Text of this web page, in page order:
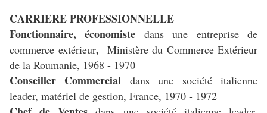
CARRIERE PROFESSIONNELLE
Fonctionnaire, économiste dans une entreprise de
commerce extérieur,
Ministère du Commerce Extérieur
de la Roumanie, 1968 - 1970
Conseiller Commercial dans une société italienne
leader, matériel de gestion, France, 1970 - 1972